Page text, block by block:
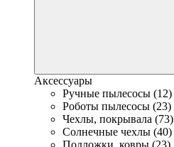
Аксессуары
Ручные пылесосы (12)
Роботы пылесосы (23)
Чехлы, покрывала (73)
Солнечные чехлы (40)
Подложки, ковры (23)